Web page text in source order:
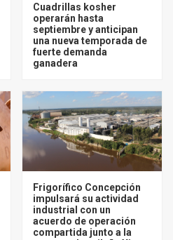
Cuadrillas kosher
operarán hasta
septiembre y anticipan
una nueva temporada de
fuerte demanda
ganadera
Frigorífico Concepción
impulsará su actividad
industrial con un
acuerdo de operación
compartida junto a la